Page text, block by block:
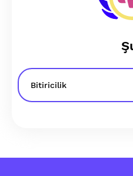
Bitiricilik